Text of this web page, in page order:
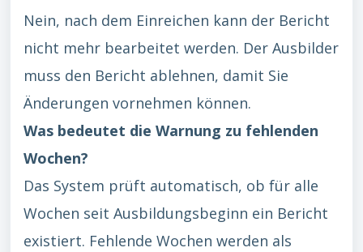
Nein, nach dem Einreichen kann der Bericht
nicht mehr bearbeitet werden. Der Ausbilder
muss den Bericht ablehnen, damit Sie
Änderungen vornehmen können.
Was bedeutet die Warnung zu fehlenden
Wochen?
Das System prüft automatisch, ob für alle
Wochen seit Ausbildungsbeginn ein Bericht
existiert. Fehlende Wochen werden als